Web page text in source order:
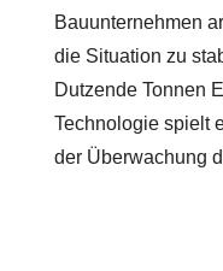
Bauunternehmen
die Situation zu
Dutzende Tonnen
Technologie spielt
der Überwachung